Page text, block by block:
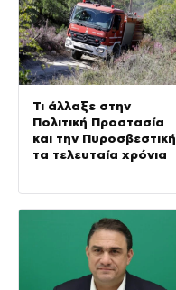
Τι άλλαξε στην
Πολιτική Προστασία
και την Πυροσβεστική
τα τελευταία χρόνια